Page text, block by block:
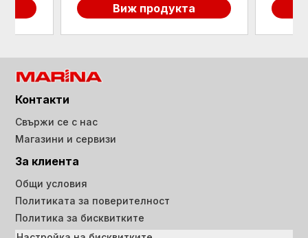
Виж продукта
Контакти
Свържи се с нас
Магазини и сервизи
За клиента
Общи условия
Политиката за поверителност
Политика за бисквитките